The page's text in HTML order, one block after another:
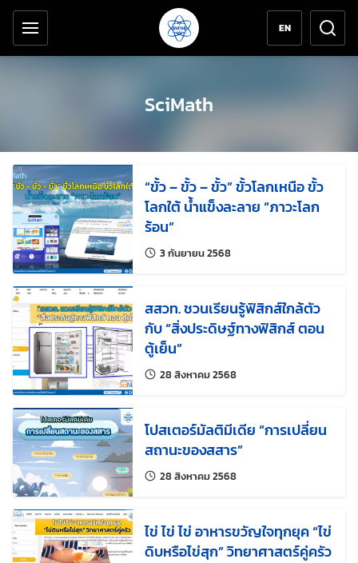
ข้ามไปยังเนื้อหาหลัก
เครื่องมือช่วยเหลือ
EN
SciMath
“ขั้ว – ขั้ว – ขั้ว” ขั้วโลกเหนือ ขั้ว
โลกใต้ น้ำแข็งละลาย “ภาวะโลก
ร้อน”
3 กันยายน 2568แก้ไขล่าสุดเมื่อ:
สสวท. ชวนเรียนรู้ฟิสิกส์ใกล้ตัว
กับ “สิ่งประดิษฐ์ทางฟิสิกส์ ตอน
ตู้เย็น”
28 สิงหาคม 2568แก้ไขล่าสุดเมื่อ:
โปสเตอร์มัลติมีเดีย “การเปลี่ยน
สถานะของสสาร”
28 สิงหาคม 2568แก้ไขล่าสุดเมื่อ:
ไข่ ไข่ ไข่ อาหารขวัญใจทุกยุค “ไข่
ดิบหรือไข่สุก” วิทยาศาสตร์คู่ครัว